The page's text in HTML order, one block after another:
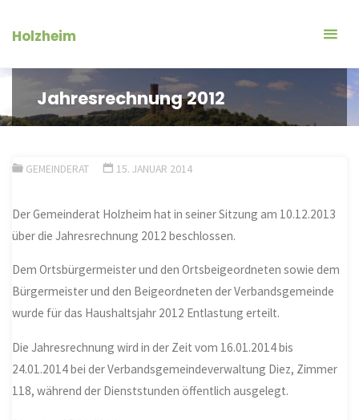
InhaltHolzheim
Jahresrechnung 2012
GEMEINDERAT 15. JANUAR 2014
Der Gemeinderat Holzheim hat in seiner Sitzung am 10.12.2013
über die Jahresrechnung 2012 beschlossen.
Dem Ortsbürgermeister und den Ortsbeigeordneten sowie dem
Bürgermeister und den Beigeordneten der Verbandsgemeinde
wurde für das Haushaltsjahr 2012 Entlastung erteilt.
Die Jahresrechnung wird in der Zeit vom 16.01.2014 bis
24.01.2014 bei der Verbandsgemeindeverwaltung Diez, Zimmer
118, während der Dienststunden öffentlich ausgelegt.